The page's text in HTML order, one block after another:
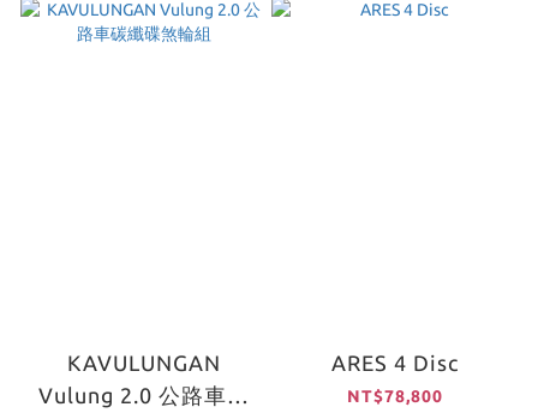
KAVULUNGAN
Vulung 2.0 公路車碳
ARES 4 Disc
NT$78,800